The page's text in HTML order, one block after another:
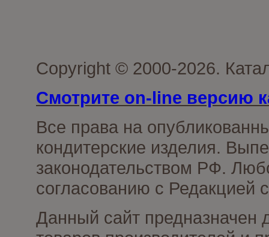
Copyright © 2000-2026.
Смотрите on-line версию
Все права на
кондитерские изделия.
законодательством РФ.
согласованию с Редакцией
Данный сайт предназначен